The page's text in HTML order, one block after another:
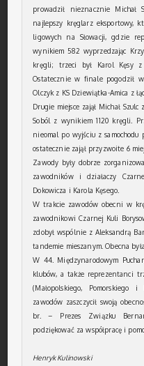
prowadził nieznacznie Michał
najlepszy kręglarz eksportowy,
ligowych na Słowacji, gdzie
wynikiem 582 wyprzedzając
kręgli; trzeci był Karol Kęsy
Ostatecznie w finale pogodził
Olczyk z KS Dziewiątka-Amica z
Drugie miejsce zajął Michał
Soból z wynikiem 1120 kręgli.
nieomal po wyjściu z samochodu
ostatecznie zajął przyzwoite 6
Zawody były dobrze
zawodników i działaczy
Dokowicza i Karola Kęsego.
W trakcie zawodów obecni w
zawodnikowi Czarnej Kuli
zdobył wspólnie z Aleksandrą
tandemie mieszanym. Obecna
W 44. Międzynarodowym
klubów, a także reprezentanci
(Małopolskiego, Pomorskiego i
zawodów zaszczycił swoją
br. – Prezes Związku
podziękować za współpracę i
Henryk Kulinowski